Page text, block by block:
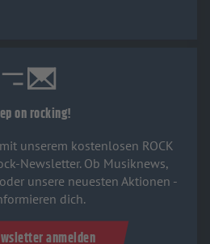
on rocking!
unserem kostenlosen ROCK
Newsletter. Ob Musiknews,
unsere neuesten Aktionen -
dich.
anmelden